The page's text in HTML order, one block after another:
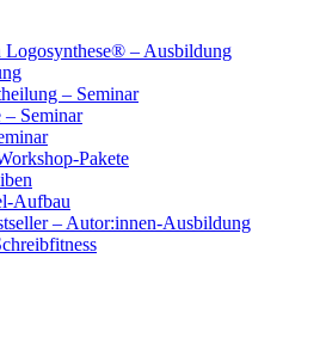
Logosynthese® – Ausbildung
– Seminar
– Seminar
Pakete
Aufbau
– Autor:innen-Ausbildung